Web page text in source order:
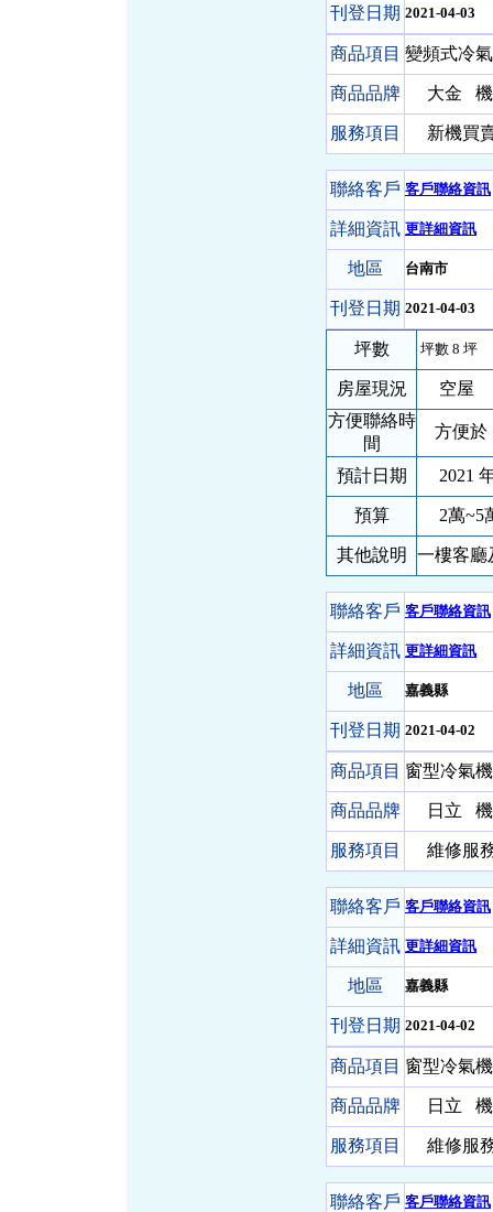
刊登日期 2021-04-03
商品項目 變頻式冷
商品品牌 大金
服務項目 新機買
聯絡客戶 客戶聯絡資訊
詳細資訊 更詳細資訊
地區 台南市
刊登日期 2021-04-03
坪數 坪數 8 坪
房屋現況
空屋
方便聯絡時
間
方便於
預計日期 2021
預算 2萬~5
其他說明 一樓客廳
聯絡客戶 客戶聯絡資訊
詳細資訊 更詳細資訊
地區 嘉義縣
刊登日期 2021-04-02
商品項目 窗型冷氣
商品品牌 日立
服務項目 維修服
聯絡客戶 客戶聯絡資訊
詳細資訊 更詳細資訊
地區 嘉義縣
刊登日期 2021-04-02
商品項目 窗型冷氣
商品品牌 日立
服務項目 維修服
聯絡客戶 客戶聯絡資訊